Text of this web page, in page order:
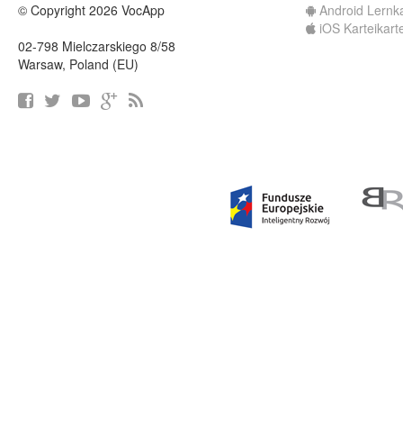
© Copyright 2026 VocApp
02-798 Mielczarskiego 8/58
Warsaw, Poland (EU)
Android
iOS